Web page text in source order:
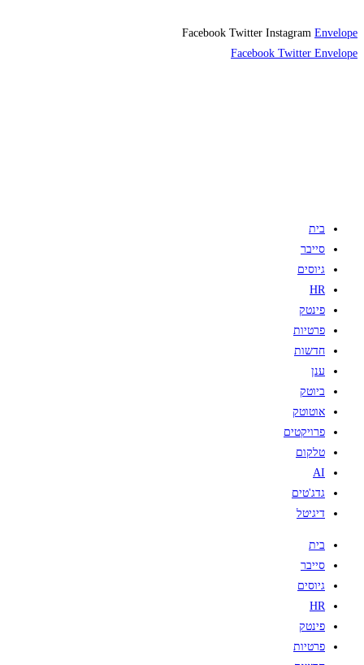
Facebook Twitter Instagram Envelope
Facebook Twitter Envelope
בית
סייבר
גיוסים
HR
פינטק
פרטיות
חדשות
ענן
ביוטק
אוטוטק
פרויקטים
טלקום
AI
גדג'טים
דיגיטל
בית
סייבר
גיוסים
HR
פינטק
פרטיות